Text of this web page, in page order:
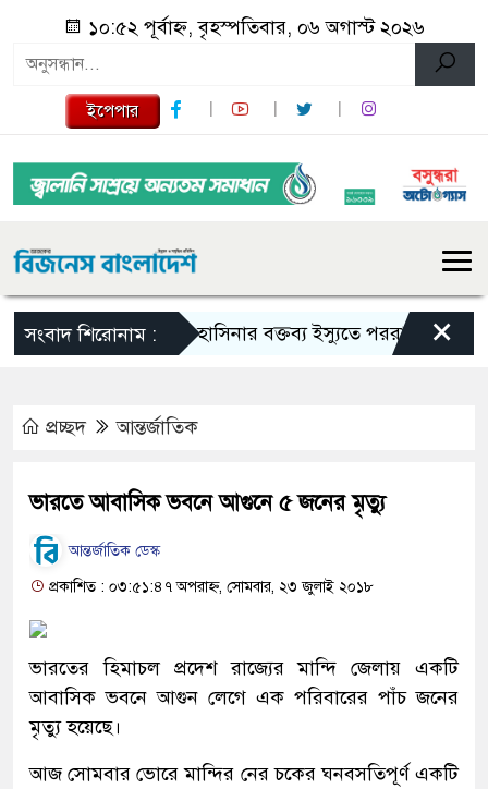
১০:৫২ পূর্বাহ্ন, বৃহস্পতিবার, ০৬ অগাস্ট ২০২৬
ইপেপার
সংবাদ শিরোনাম :শেখ হাসিনার বক্তব্য ইস্যুতে পররাষ্ট্র মন্ত্রণালয়ের
×
প্রচ্ছদ আন্তর্জাতিক
ভারতে আবাসিক ভবনে আগুনে ৫ জনের মৃত্যু
আন্তর্জাতিক ডেস্ক
প্রকাশিত : ০৩:৫১:৪৭ অপরাহ্ন, সোমবার, ২৩ জুলাই ২০১৮
ভারতের হিমাচল প্রদেশ রাজ্যের মান্দি জেলায় একটি
আবাসিক ভবনে আগুন লেগে এক পরিবারের পাঁচ জনের
মৃত্যু হয়েছে।
আজ সোমবার ভোরে মান্দির নের চকের ঘনবসতিপূর্ণ একটি